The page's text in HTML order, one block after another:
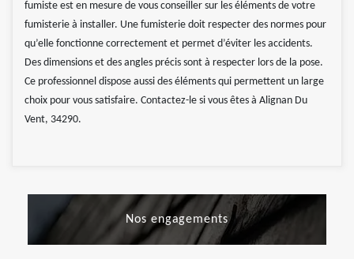
fumiste est en mesure de vous conseiller sur les éléments de votre
fumisterie à installer. Une fumisterie doit respecter des normes pour
qu’elle fonctionne correctement et permet d’éviter les accidents.
Des dimensions et des angles précis sont à respecter lors de la pose.
Ce professionnel dispose aussi des éléments qui permettent un large
choix pour vous satisfaire. Contactez-le si vous êtes à Alignan Du
Vent, 34290.
Nos engagements